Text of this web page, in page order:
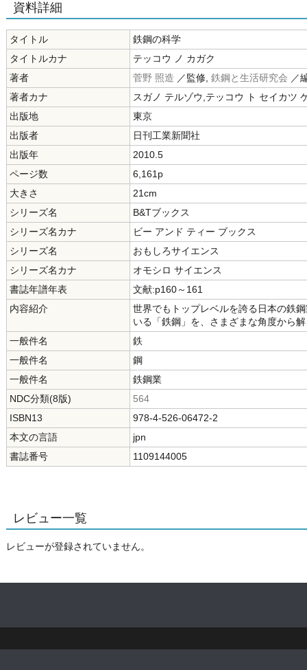
資料詳細
タイトル
鉄鋼の科学
タイトルカナ
テッコウ ノ カガク
著者
菅野 照造 ／監修, 鉄鋼と生活研究会 ／
著者カナ
スガノ テルゾウ,テッコウ ト セイカツ
出版地
東京
出版者
日刊工業新聞社
出版年
2010.5
ページ数
6,161p
大きさ
21cm
シリーズ名
B&Tブックス
シリーズ名カナ
ビー アンド ティー ブックス
シリーズ名
おもしろサイエンス
シリーズ名カナ
オモシロ サイエンス
書誌年譜年表
文献:p160～161
内容紹介
世界でもトップレベルを誇る日本の鉄
いる「鉄鋼」を、さまざまな角度から
一般件名
鉄
一般件名
鋼
一般件名
鉄鋼業
NDC分類(8版)
564
ISBN13
978-4-526-06472-2
本文の言語
jpn
書誌番号
1109144005
レビュー一覧
レビューが登録されていません。